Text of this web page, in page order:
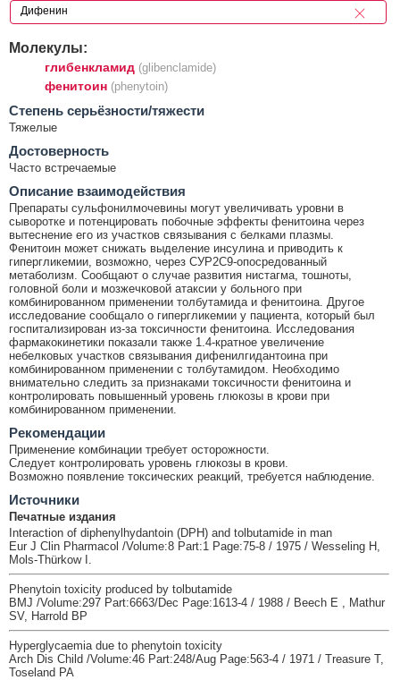
Молекулы:
глибенкламид (glibenclamide)
фенитоин (phenytoin)
Cтепень серьёзности/тяжести
Тяжелые
Достоверность
Часто встречаемые
Описание взаимодействия
Препараты сульфонилмочевины могут увеличивать уровни в
сыворотке и потенцировать побочные эффекты фенитоина через
вытеснение его из участков связывания с белками плазмы.
Фенитоин может снижать выделение инсулина и приводить к
гипергликемии, возможно, через СУР2С9-опосредованный
метаболизм. Сообщают о случае развития нистагма, тошноты,
головной боли и мозжечковой атаксии у больного при
комбинированном применении толбутамида и фенитоина. Другое
исследование сообщало о гипергликемии у пациента, который был
госпитализирован из-за токсичности фенитоина. Исследования
фармакокинетики показали также 1.4-кратное увеличение
небелковых участков связывания дифенилгидантоина при
комбинированном применении с толбутамидом. Необходимо
внимательно следить за признаками токсичности фенитоина и
контролировать повышенный уровень глюкозы в крови при
комбинированном применении.
Рекомендации
Применение комбинации требует осторожности.
Следует контролировать уровень глюкозы в крови.
Возможно появление токсических реакций, требуется наблюдение.
Источники
Печатные издания
Interaction of diphenylhydantoin (DPH) and tolbutamide in man
Eur J Clin Pharmacol /Volume:8 Part:1 Page:75-8 / 1975 / Wesseling H,
Mols-Thürkow I.
Phenytoin toxicity produced by tolbutamide
BMJ /Volume:297 Part:6663/Dec Page:1613-4 / 1988 / Beech E , Mathur
SV, Harrold BP
Hyperglycaemia due to phenytoin toxicity
Arch Dis Child /Volume:46 Part:248/Aug Page:563-4 / 1971 / Treasure T,
Toseland PA